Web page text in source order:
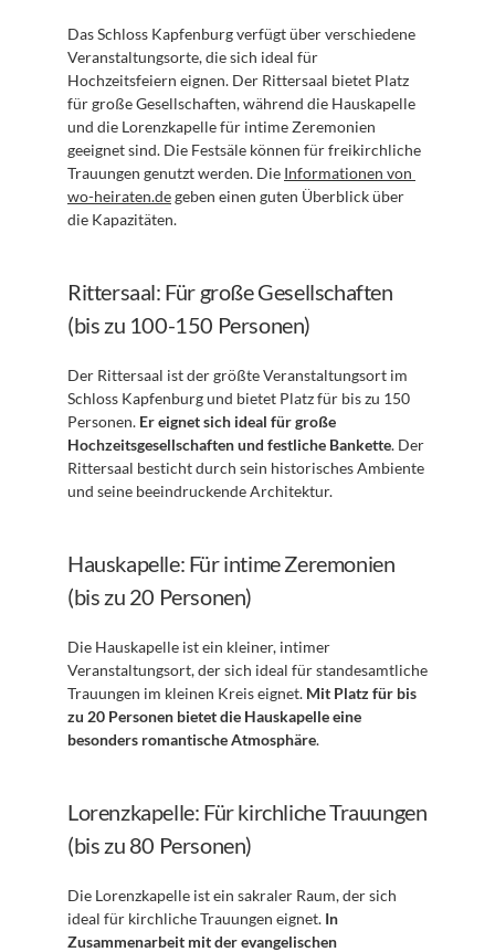
Das Schloss Kapfenburg verfügt über verschiedene
Veranstaltungsorte, die sich ideal für
Hochzeitsfeiern eignen. Der Rittersaal bietet Platz
für große Gesellschaften, während die Hauskapelle
und die Lorenzkapelle für intime Zeremonien
geeignet sind. Die Festsäle können für freikirchliche
Trauungen genutzt werden. Die Informationen von
wo-heiraten.de geben einen guten Überblick über
die Kapazitäten.
Rittersaal: Für große Gesellschaften
(bis zu 100-150 Personen)
Der Rittersaal ist der größte Veranstaltungsort im
Schloss Kapfenburg und bietet Platz für bis zu 150
Personen. Er eignet sich ideal für große
Hochzeitsgesellschaften und festliche Bankette. Der
Rittersaal besticht durch sein historisches Ambiente
und seine beeindruckende Architektur.
Hauskapelle: Für intime Zeremonien
(bis zu 20 Personen)
Die Hauskapelle ist ein kleiner, intimer
Veranstaltungsort, der sich ideal für standesamtliche
Trauungen im kleinen Kreis eignet. Mit Platz für bis
zu 20 Personen bietet die Hauskapelle eine
besonders romantische Atmosphäre.
Lorenzkapelle: Für kirchliche Trauungen
(bis zu 80 Personen)
Die Lorenzkapelle ist ein sakraler Raum, der sich
ideal für kirchliche Trauungen eignet. In
Zusammenarbeit mit der evangelischen